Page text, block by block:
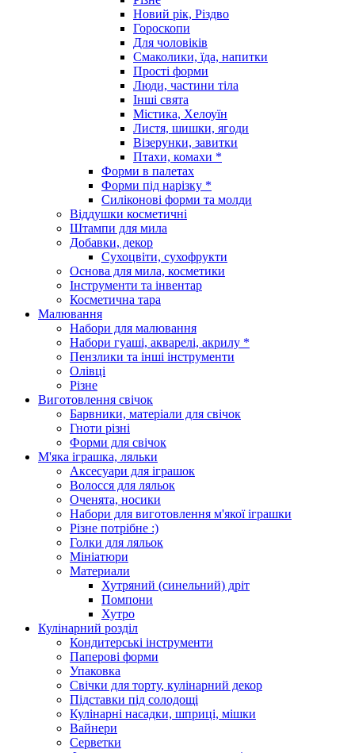
Новий рік, Різдво
Гороскопи
Для чоловіків
Смаколики, їда, напитки
Прості форми
Люди, частини тіла
Інші свята
Містика, Хелоуїн
Листя, шишки, ягоди
Візерунки, завитки
Птахи, комахи *
Форми в палетах
Форми під нарізку *
Силіконові форми та молди
Віддушки косметичні
Штампи для мила
Добавки, декор
Сухоцвіти, сухофрукти
Основа для мила, косметики
Інструменти та інвентар
Косметична тара
Малювання
Набори для малювання
Набори гуаші, акварелі, акрилу *
Пензлики та інші інструменти
Олівці
Різне
Виготовлення свічок
Барвники, матеріали для свічок
Гноти різні
Форми для свічок
М'яка іграшка, ляльки
Аксесуари для іграшок
Волосся для ляльок
Оченята, носики
Набори для виготовлення м'якої іграшки
Різне потрібне :)
Голки для ляльок
Мініатюри
Материали
Хутряний (синельний) дріт
Помпони
Хутро
Кулінарний розділ
Кондитерські інструменти
Паперові форми
Упаковка
Свічки для торту, кулінарний декор
Підставки під солодощі
Кулінарні насадки, шприці, мішки
Вайнери
Серветки